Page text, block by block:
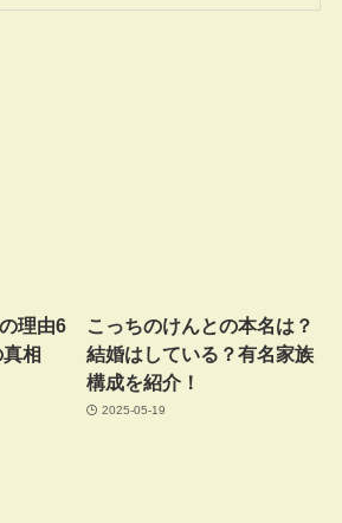
理由6
相
こっちのけんとの本名は？
結婚はしている？有名家族
構成を紹介！
2025-05-19